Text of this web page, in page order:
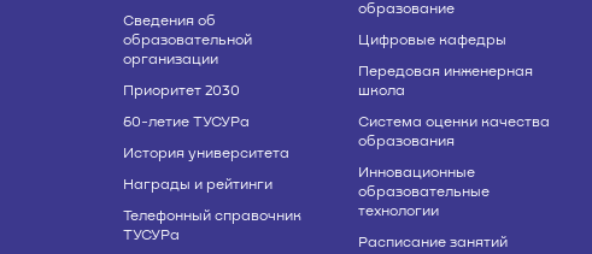
Сведения об
образовательной
организации
Приоритет 2030
60-летие ТУСУРа
История университета
Награды и рейтинги
Телефонный справочник
ТУСУРа
образование
Цифровые кафедры
Передовая инженерная
школа
Система оценки качества
образования
Инновационные
образовательные
технологии
Расписание занятий